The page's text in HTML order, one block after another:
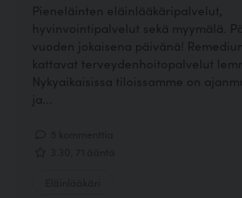
Pieneläinten eläinlääkäripalvelut,
hyvinvointipalvelut sekä myymälä.
vuoden jokaisena päivänä!
kattavat terveydenhoitopalvelut
Nykyaikaisissa tiloissamme on
ja...